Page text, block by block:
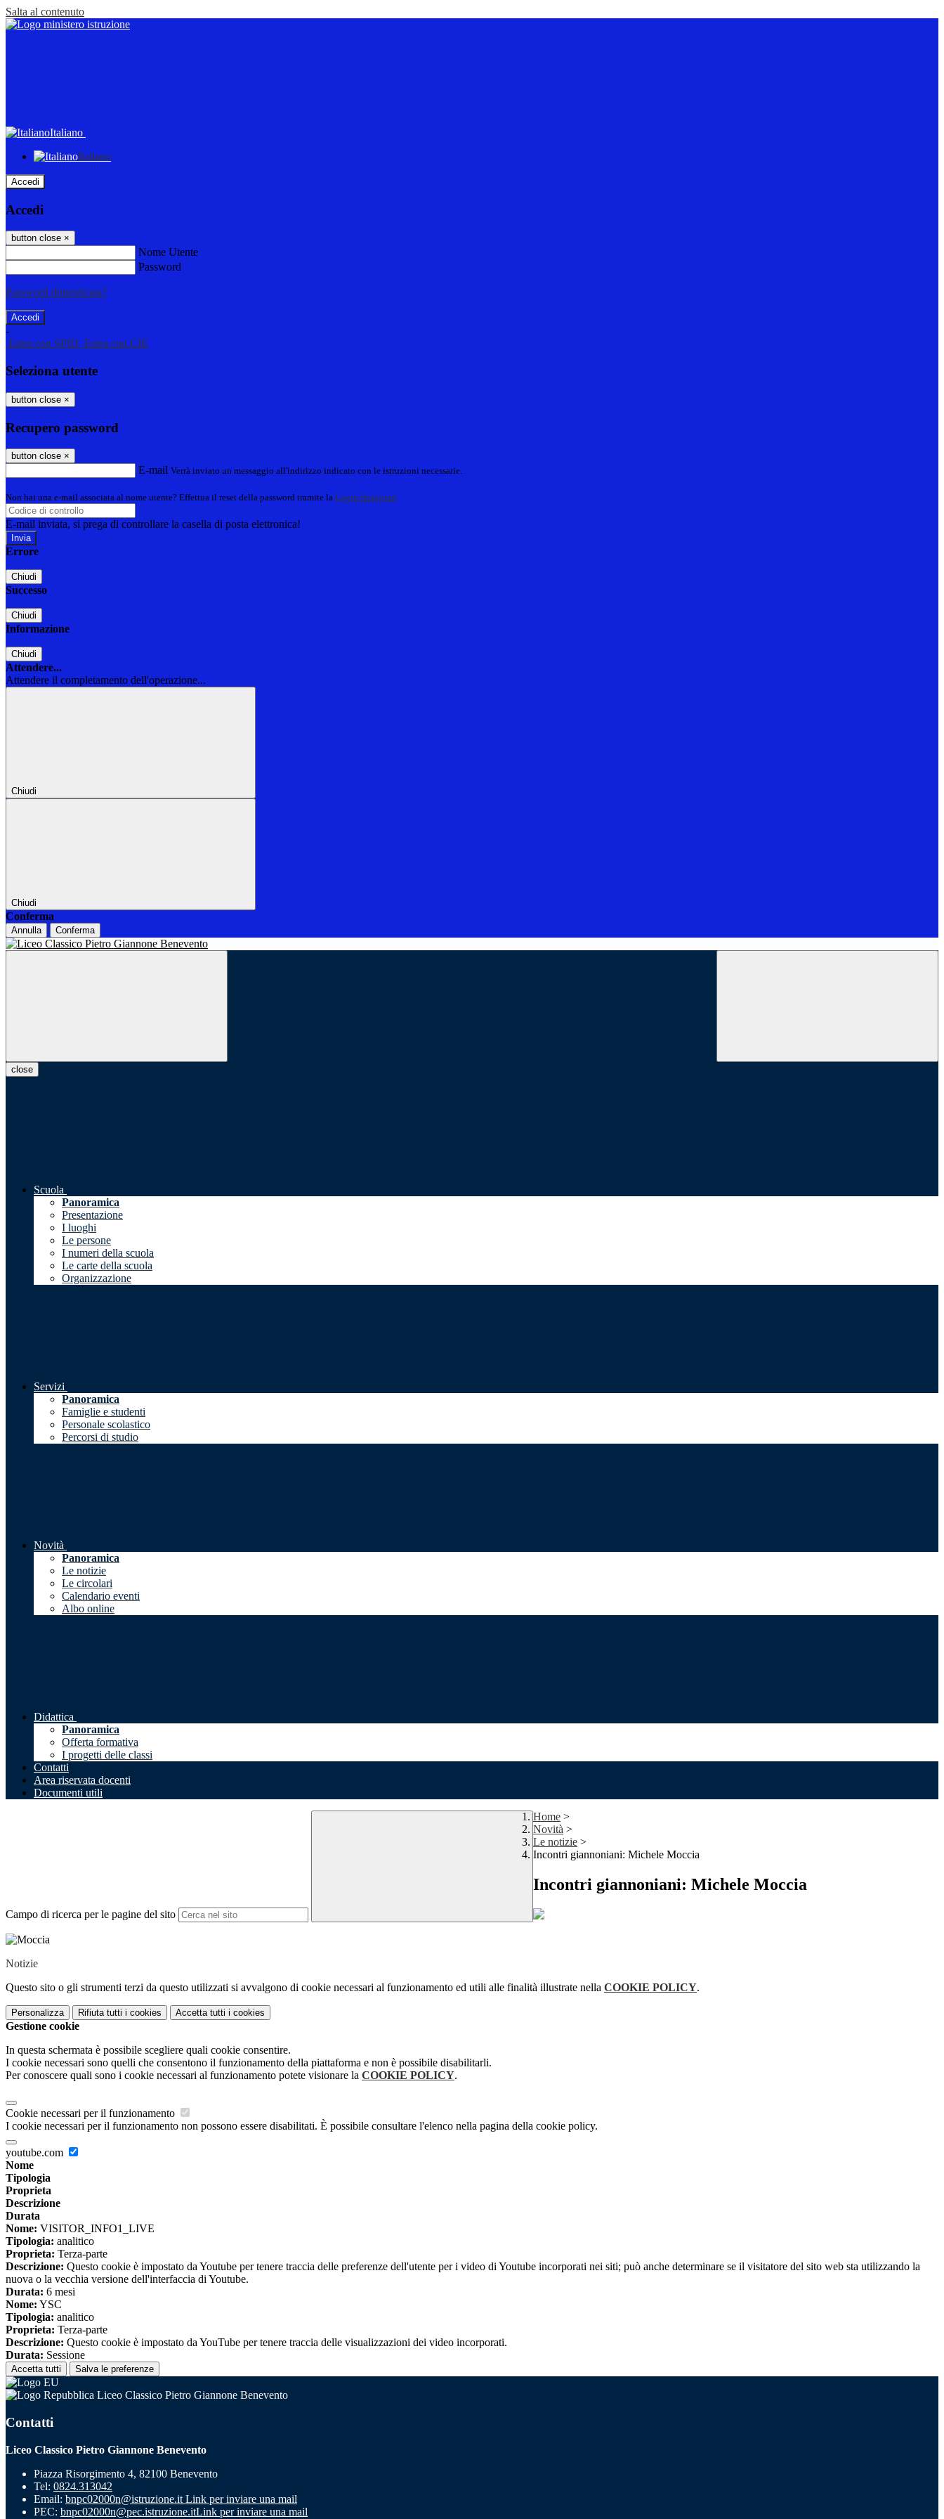
Salta al contenuto
Italiano
Italiano
Accedi
Accedi
button close ×
Nome Utente
Password
Password dimenticata?
-
Entra con SPID Entra con CIE
Seleziona utente
button close ×
Recupero password
button close ×
E-mail Verrà inviato un messaggio all'indirizzo indicato con le istruzioni necessarie.
Non hai una e-mail associata al nome utente? Effettua il reset della password tramite la Login Spaggiari
E-mail inviata, si prega di controllare la casella di posta elettronica!
Errore
Chiudi
Successo
Chiudi
Informazione
Chiudi
Attendere...
Attendere il completamento dell'operazione...
Chiudi
Chiudi
Conferma
Annulla Conferma
close
Scuola
Panoramica
Presentazione
I luoghi
Le persone
I numeri della scuola
Le carte della scuola
Organizzazione
Servizi
Panoramica
Famiglie e studenti
Personale scolastico
Percorsi di studio
Novità
Panoramica
Le notizie
Le circolari
Calendario eventi
Albo online
Didattica
Panoramica
Offerta formativa
I progetti delle classi
Contatti
Area riservata docenti
Documenti utili
Campo di ricerca per le pagine del sito
Home >
Novità >
Le notizie >
Incontri giannoniani: Michele Moccia
Incontri giannoniani: Michele Moccia
Notizie
Questo sito o gli strumenti terzi da questo utilizzati si avvalgono di cookie necessari al funzionamento ed utili alle finalità illustrate nella COOKIE POLICY.
Personalizza Rifiuta tutti i cookies Accetta tutti i cookies
Gestione cookie
In questa schermata è possibile scegliere quali cookie consentire.
I cookie necessari sono quelli che consentono il funzionamento della piattaforma e non è possibile disabilitarli.
Per conoscere quali sono i cookie necessari al funzionamento potete visionare la COOKIE POLICY.
Cookie necessari per il funzionamento
I cookie necessari per il funzionamento non possono essere disabilitati. È possibile consultare l'elenco nella pagina della cookie policy.
youtube.com
Nome
Tipologia
Proprieta
Descrizione
Durata
Nome: VISITOR_INFO1_LIVE
Tipologia: analitico
Proprieta: Terza-parte
Descrizione: Questo cookie è impostato da Youtube per tenere traccia delle preferenze dell'utente per i video di Youtube incorporati nei siti; può anche determinare se il visitatore del sito web sta utilizzando la
nuova o la vecchia versione dell'interfaccia di Youtube.
Durata: 6 mesi
Nome: YSC
Tipologia: analitico
Proprieta: Terza-parte
Descrizione: Questo cookie è impostato da YouTube per tenere traccia delle visualizzazioni dei video incorporati.
Durata: Sessione
Accetta tutti Salva le preferenze
Liceo Classico Pietro Giannone Benevento
Contatti
Liceo Classico Pietro Giannone Benevento
Piazza Risorgimento 4, 82100 Benevento
Tel: 0824.313042
Email: bnpc02000n@istruzione.it Link per inviare una mail
PEC: bnpc02000n@pec.istruzione.itLink per inviare una mail